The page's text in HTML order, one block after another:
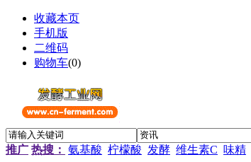
收藏本页
手机版
二维码
购物车(0)
推广 热搜： 氨基酸 柠檬酸 发酵 维生素C 味精